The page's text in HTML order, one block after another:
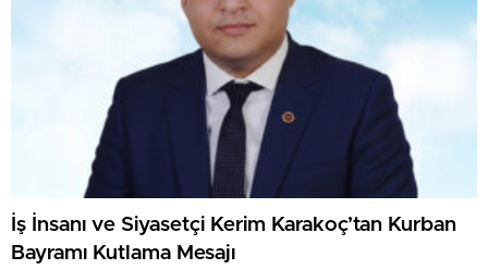
İş İnsanı ve Siyasetçi Kerim Karakoç’tan Kurban
Bayramı Kutlama Mesajı